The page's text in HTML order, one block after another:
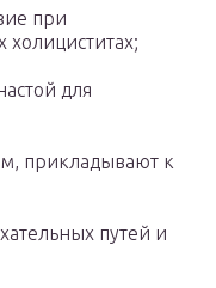
при
для
прикладывают к
путей и